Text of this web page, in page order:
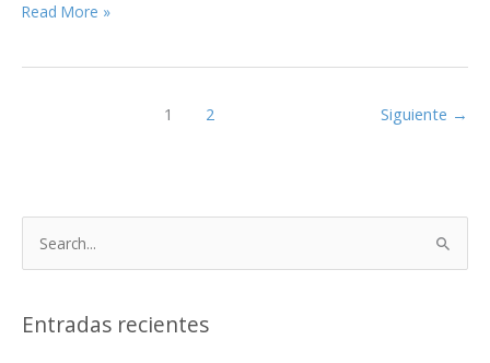
La
píxeles
(Free
Read More »
1 2 Siguiente →
cEntradas recientes